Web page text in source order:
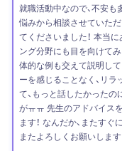
就職活動中なので、不安
悩みから相談させていただ
てくださいました！ 本当
ング分野にも目を向けて
体的な例も交えて説明し
ーを感じることなく、リ
て、もっと話したかった
がㅠㅠ 先生のアドバイス
ます！ なんだか、またす
またよろしくお願いします